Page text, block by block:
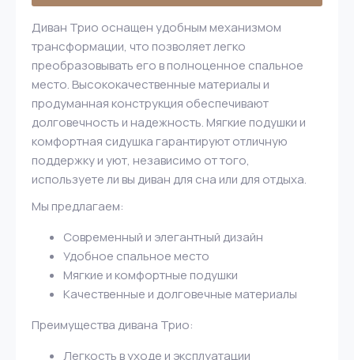
Диван Трио оснащен удобным механизмом
трансформации, что позволяет легко
преобразовывать его в полноценное спальное
место. Высококачественные материалы и
продуманная конструкция обеспечивают
долговечность и надежность. Мягкие подушки и
комфортная сидушка гарантируют отличную
поддержку и уют, независимо от того,
используете ли вы диван для сна или для отдыха.
Мы предлагаем:
Современный и элегантный дизайн
Удобное спальное место
Мягкие и комфортные подушки
Качественные и долговечные материалы
Преимущества дивана Трио:
Легкость в уходе и эксплуатации